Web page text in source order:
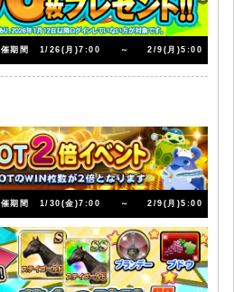
期間 1/26(月)7:00 ～ 2/9(月)5:00
期間 1/30(金)7:00 ～ 2/9(月)5:00